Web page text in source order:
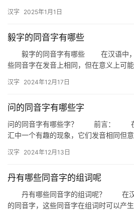
词
拼
这…
汉字 2025年1月1日
毅字的同音字有哪些
毅字的同音字有哪些 在汉语中，
些同音字在发音上相同，但在意义上可
汉字 2024年12月17日
问的同音字有哪些字
问的同音字有哪些字？ 前言： 在
汇中一个有趣的现象，它们发音相同但
汉字 2024年12月13日
丹有哪些同音字的组词呢
丹有哪些同音字的组词呢？ 在汉
的同音字，这些同音字在组词时可以产